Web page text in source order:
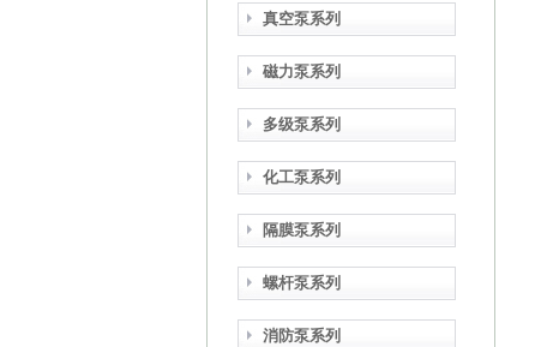
真空泵系列
磁力泵系列
多级泵系列
化工泵系列
隔膜泵系列
螺杆泵系列
消防泵系列